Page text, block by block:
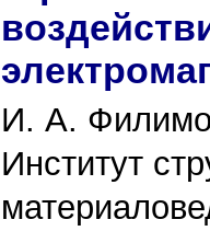
И. А.
Институт